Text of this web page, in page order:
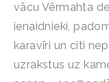
vācu Vērmahta
ienaidnieki,
karavīri un citi
uzrakstus uz